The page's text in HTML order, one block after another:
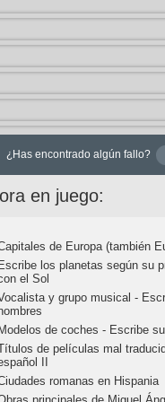
¿Has encontrado algún fallo?
en juego:
de Europa (también
los planetas según su
el Sol
y grupo musical -
de coches - Escribe
de películas mal
II
romanas en Hispania